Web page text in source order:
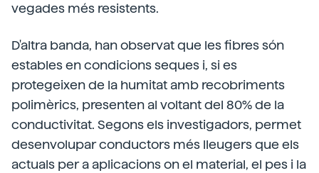
vegades més resistents.
D'altra banda, han observat que les fibres són
estables en condicions seques i, si es
protegeixen de la humitat amb recobriments
polimèrics, presenten al voltant del 80% de la
conductivitat. Segons els investigadors, permet
desenvolupar conductors més lleugers que els
actuals per a aplicacions on el material, el pes i la